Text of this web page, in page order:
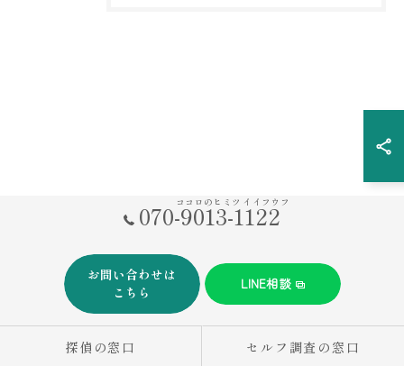
070-9013-1122
ココロのヒミツ イイフウフ
お問い合わせは
こちら
LINE相談
探偵の窓口 セルフ調査の窓口